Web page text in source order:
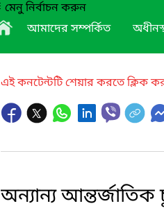
মেনু নির্বাচন করুন
আমাদের সম্পর্কিত
এই কনটেন্টটি শেয়ার করতে ক্লিক
অন্যান্য আন্তর্জাতিক